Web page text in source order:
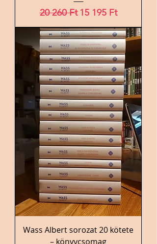
Szokásos ár
20 260 Ft Akciós ár
15 195 Ft
Wass Albert sorozat 20 kötete
– könyvcsomag